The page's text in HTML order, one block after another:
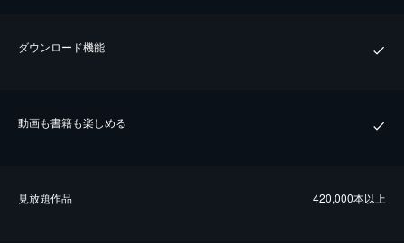
ダウンロード機能
動画も書籍も楽しめる
⾒放題作品 420,000本以上